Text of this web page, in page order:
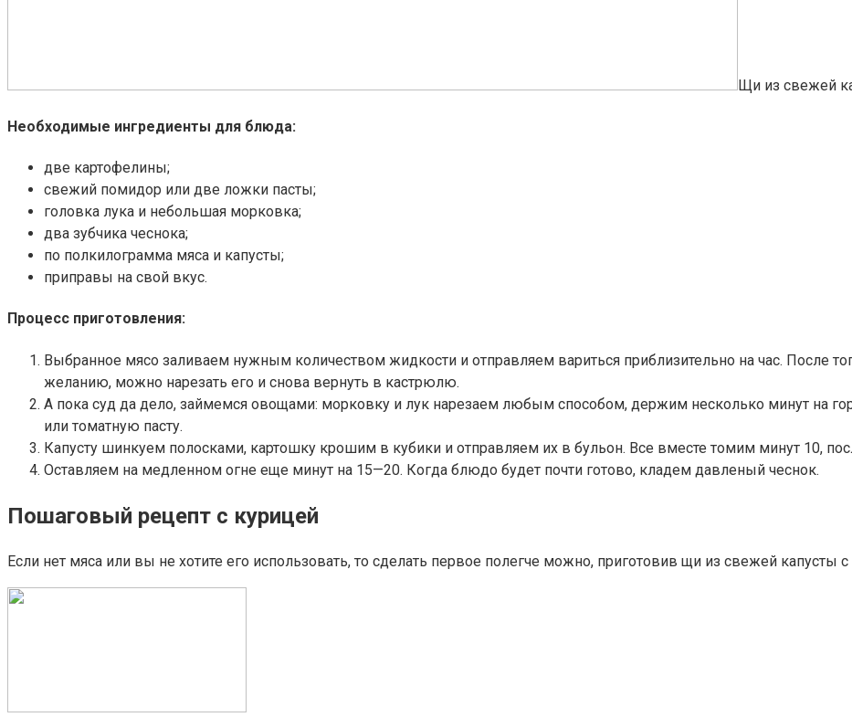
Щи из свежей
Необходимые ингредиенты для блюда:
две картофелины;
свежий помидор или две ложки пасты;
головка лука и небольшая морковка;
два зубчика чеснока;
по полкилограмма мяса и капусты;
приправы на свой вкус.
Процесс приготовления:
Выбранное мясо заливаем нужным количеством жидкости и отправляем вариться приблизительно на час. После
желанию, можно нарезать его и снова вернуть в кастрюлю.
А пока суд да дело, займемся овощами: морковку и лук нарезаем любым способом, держим несколько минут на
или томатную пасту.
Капусту шинкуем полосками, картошку крошим в кубики и отправляем их в бульон. Все вместе томим минут 10,
Оставляем на медленном огне еще минут на 15—20. Когда блюдо будет почти готово, кладем давленый чеснок.
Пошаговый рецепт с курицей
Если нет мяса или вы не хотите его использовать, то сделать первое полегче можно, приготовив щи из свежей капусты с